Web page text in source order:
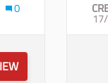
DEL
0